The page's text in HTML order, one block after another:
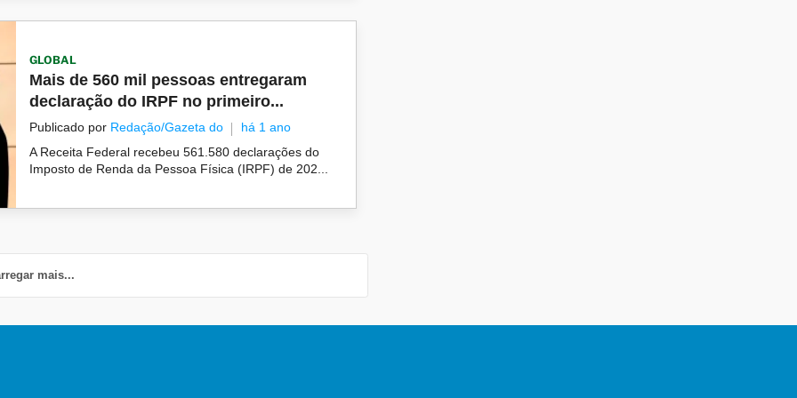
GLOBAL
Mais de 560 mil pessoas entregaram
declaração do IRPF no primeiro...
Publicado por Redação/Gazeta do
há 1 ano
A Receita Federal recebeu 561.580 declarações do
Imposto de Renda da Pessoa Física (IRPF) de 202...
mais...